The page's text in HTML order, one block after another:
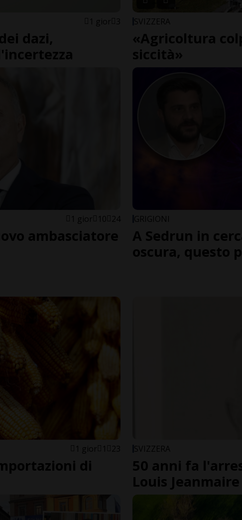
1 gior 3
dazi,
SVIZZERA
«Agricoltura
siccità»
1 gior 10 24
ambasciatore
GRIGIONI
A Sedrun in
oscura, questo
1 gior 1 23
di
SVIZZERA
50 anni fa
Louis Jeanmaire